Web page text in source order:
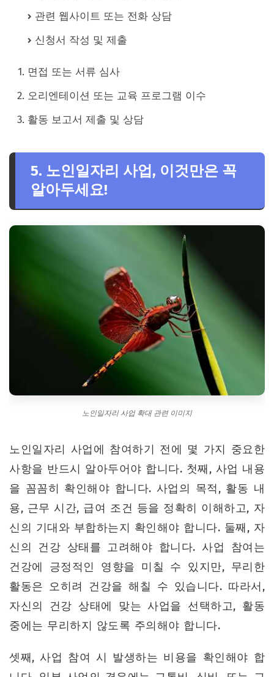
관련 웹사이트 또는 전화 상담
신청서 작성 및 제출
면접 또는 서류 심사
오리엔테이션 또는 교육 프로그램 이수
활동 보고서 제출 및 상담
5. 노인일자리 사업, 이것만은 꼭
알아두세요!
노인일자리 사업 확대 관련 이미지
노인일자리 사업에 참여하기 전에 몇 가지 중요한
사항을 반드시 알아두어야 합니다. 첫째, 사업 내용
을 꼼꼼히 확인해야 합니다. 사업의 목적, 활동 내
용, 근무 시간, 급여 조건 등을 정확히 이해하고, 자
신의 기대와 부합하는지 확인해야 합니다. 둘째, 자
신의 건강 상태를 고려해야 합니다. 사업 참여는
건강에 긍정적인 영향을 미칠 수 있지만, 무리한
활동은 오히려 건강을 해칠 수 있습니다. 따라서,
자신의 건강 상태에 맞는 사업을 선택하고, 활동
중에는 무리하지 않도록 주의해야 합니다.
셋째, 사업 참여 시 발생하는 비용을 확인해야 합